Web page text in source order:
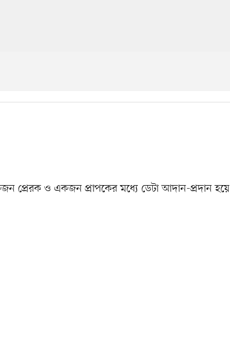
প্রেরক ও একজন প্রাপকের মধ্যে ডেটা আদান-প্রদান হয়ে